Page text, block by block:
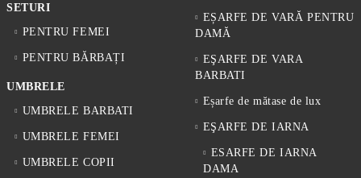
SETURI
PENTRU FEMEI
PENTRU BĂRBAȚI
UMBRELE
UMBRELE BARBATI
UMBRELE FEMEI
UMBRELE COPII
EȘARFE DE VARĂ PENTRU
DAMĂ
EŞARFE DE VARA
BARBATI
Eșarfe de mătase de lux
EŞARFE DE IARNA
ESARFE DE IARNA
DAMA